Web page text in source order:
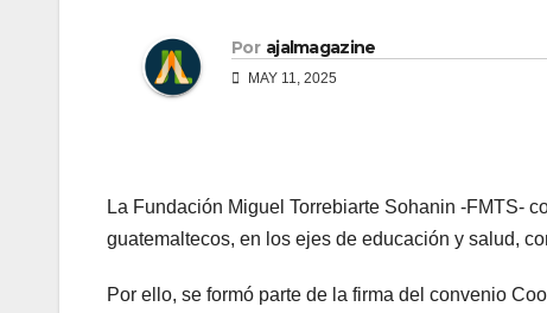
Por ajalmagazine
MAY 11, 2025
La Fundación Miguel Torrebiarte Sohanin -FMTS-
guatemaltecos, en los ejes de educación y salud,
Por ello, se formó parte de la firma del convenio